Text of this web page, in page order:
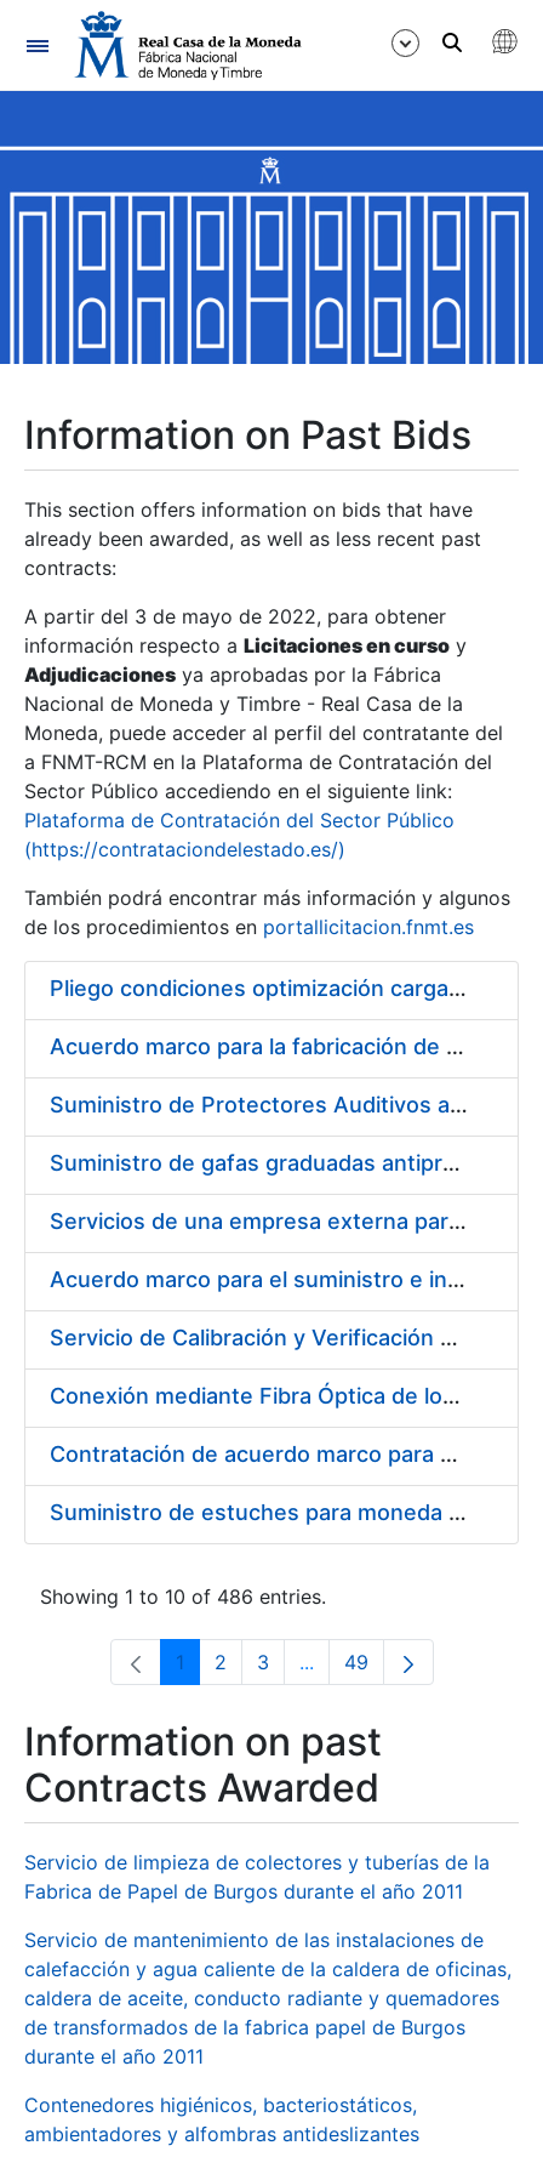
Navigation
Show/Hide
Show/Hide
Show/Hide
Show/Hide
Show/Hide
Show/Hide
Information on Past Bids
This section offers information on bids that have
already been awarded, as well as less recent past
contracts:
A partir del 3 de mayo de 2022, para obtener
información respecto a Licitaciones en curso y
Adjudicaciones ya aprobadas por la Fábrica
Nacional de Moneda y Timbre - Real Casa de la
Moneda, puede acceder al perfil del contratante del
a FNMT-RCM en la Plataforma de Contratación del
Sector Público accediendo en el siguiente link:
Plataforma de Contratación del Sector Público
(https://contrataciondelestado.es/)
También podrá encontrar más información y algunos
de los procedimientos en portallicitacion.fnmt.es
Pliego condiciones optimización cargas compras firmado
Acuerdo marco para la fabricación de piezas
Suministro de Protectores Auditivos a medida para las personas trabajadoras de los Centros de Trabajo de Madrid y Burgos
Suministro de gafas graduadas antiproyecciones para los trabajadores de la FNMT-RCM en los centros de trabajo de Madrid y Burgos
Servicios de una empresa externa para el asesoramiento y resolución de los recursos de alzada que se presentan relacionados con procesos de selección para la FNMT-RCM
Acuerdo marco para el suministro e instalación de persianas, estores y otros complementos
Servicio de Calibración y Verificación Externa de los Equipos de Medición del Servicio de Prevención de la FNMT-RCM
Conexión mediante Fibra Óptica de los Centros de Proceso de Datos (CPDs) de las sedes de la FNMT-RCM de Burgos y Madrid
Contratación de acuerdo marco para el Suministro de Material de Electricidad para la Fábrica Nacional de Moneda y Timbre-Real Casa de la Moneda en su centro de trabajo de Burgos
Suministro de estuches para moneda de 30 €
Showing 1 to 10 of 486 entries.
Page
1 Page
2 Page
3 ...Intermediate Pages Use
Page
49
Information on past
Contracts Awarded
Servicio de limpieza de colectores y tuberías de la
Fabrica de Papel de Burgos durante el año 2011
Servicio de mantenimiento de las instalaciones de
calefacción y agua caliente de la caldera de oficinas,
caldera de aceite, conducto radiante y quemadores
de transformados de la fabrica papel de Burgos
durante el año 2011
Contenedores higiénicos, bacteriostáticos,
ambientadores y alfombras antideslizantes